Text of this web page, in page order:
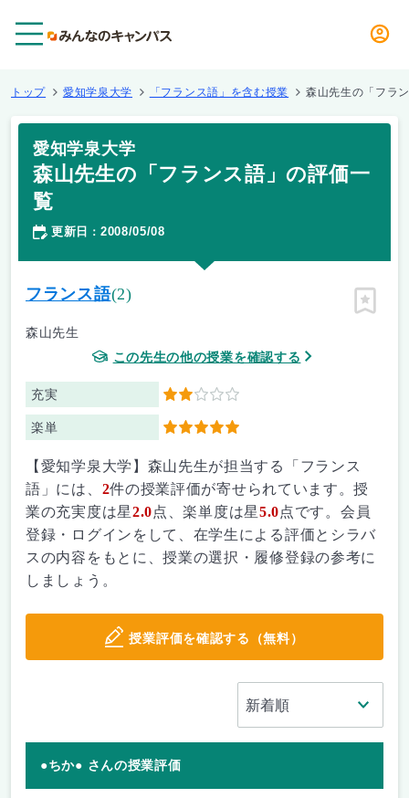
トップ 愛知学泉大学 「フランス語」を含む授業 森山先生の「フラ
愛知学泉大学
森山先生の「フランス語」の評価一
覧
更新日 ： 2008/05/08
フランス語(2)
森山先生
この先生の他の授業を確認する
充実 2
楽単 5
ピン留
【愛知学泉大学】森山先生が担当する「フランス
語」には、 2件の授業評価が寄せられています。授
業の充実度は星2.0点、楽単度は星5.0点です。会員
登録・ログインをして、在学生による評価とシラバ
スの内容をもとに、授業の選択・履修登録の参考に
しましょう。
授業評価を確認する（無料）
●ちか● さんの授業評価